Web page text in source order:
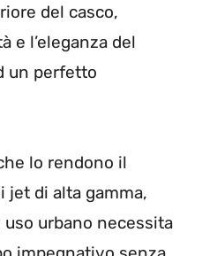
del casco,
e l’eleganza del
un perfetto
lo rendono il
di alta gamma,
uso urbano necessita